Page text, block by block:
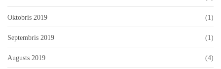
Oktobris 2019 (1)
Septembris 2019 (1)
Augusts 2019 (4)